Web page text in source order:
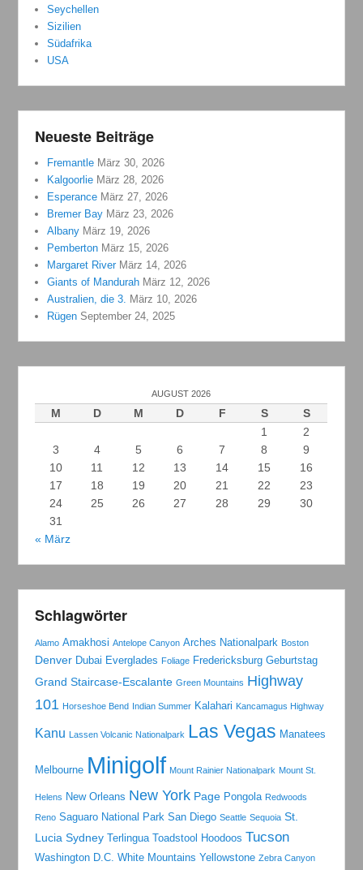
Seychellen
Sizilien
Südafrika
USA
Neueste Beiträge
Fremantle März 30, 2026
Kalgoorlie März 28, 2026
Esperance März 27, 2026
Bremer Bay März 23, 2026
Albany März 19, 2026
Pemberton März 15, 2026
Margaret River März 14, 2026
Giants of Mandurah März 12, 2026
Australien, die 3. März 10, 2026
Rügen September 24, 2025
AUGUST 2026
M D M D F S
S
1
2
3
4 5 6 7 8
9
10
11 12 13 14 15
16
17
18 19 20 21 22
23
24
25 26 27 28 29
30
31
« März
Schlagwörter
Alamo Amakhosi Antelope Canyon Arches Nationalpark Boston
Denver Dubai Everglades Foliage Fredericksburg Geburtstag
Grand Staircase-Escalante Green Mountains Highway
101 Horseshoe Bend Indian Summer Kalahari Kancamagus Highway
Kanu Lassen Volcanic Nationalpark Las Vegas Manatees
Melbourne Minigolf Mount Rainier Nationalpark Mount St.
Helens New Orleans New York Page Pongola Redwoods
Reno Saguaro National Park San Diego Seattle Sequoia St.
Lucia Sydney Terlingua Toadstool Hoodoos Tucson
Washington D.C. White Mountains Yellowstone Zebra Canyon